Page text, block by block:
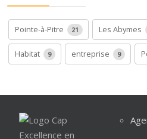
Pointe-à-Pitre 21 Les Abymes
Habitat 9 entreprise 9